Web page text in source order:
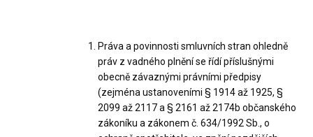
Práva a povinnosti smluvních stran ohledně
práv z vadného plnění se řídí příslušnými
obecně závaznými právními předpisy
(zejména ustanoveními § 1914 až 1925, §
2099 až 2117 a § 2161 až 2174b občanského
zákoníku a zákonem č. 634/1992 Sb., o